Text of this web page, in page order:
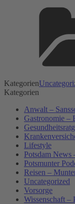
Kategorien
Kategorien
Anwalt –
Gastronomie –
Lifestyle
Potsdam News
Potsmunter
Reisen –
Uncategorized
Vorsorge
Wissenschaft –